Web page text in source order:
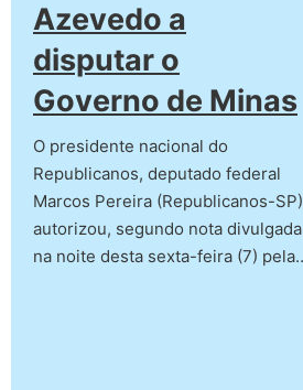
Azevedo a
disputar o
Governo de Minas
O presidente nacional do
Republicanos, deputado federal
Marcos Pereira (Republicanos-
autorizou, segundo nota divulgada
na noite desta sexta-feira (7)